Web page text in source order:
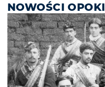
NOWOŚCI OPOKI